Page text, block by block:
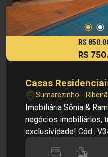
L34931 Imobiliária
de negócios
exclusividade! Obs: A imobiliária se reserva ao
direito de alterar
aos valores, dados e
R$
R$
Casas
Sumarezinho -
Imobiliária Sônia &
negócios imobiliários,
exclusividade! Cód.: V34612 Principais